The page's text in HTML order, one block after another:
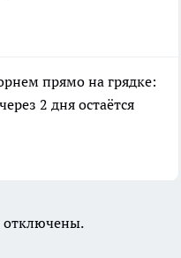
прямо на грядке:
2 дня остаётся
отключены.